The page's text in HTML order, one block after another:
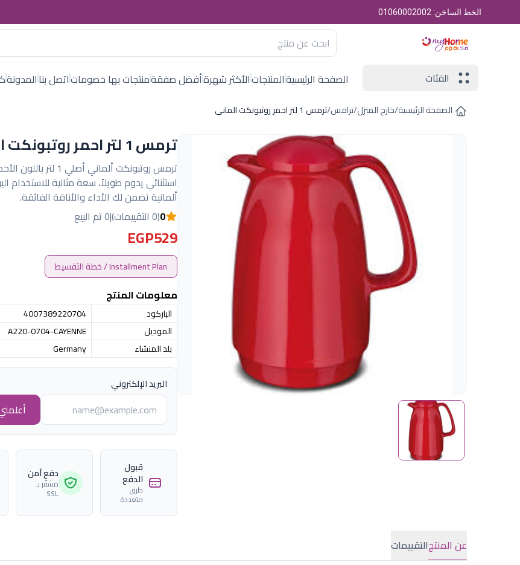
الخط الساخن: 01060002002
الفئات
الصفحة الرئيسيةالمنتجاتالأكثر شهرةأفضل صفقةمنتجات بها خصوماتاتصل بناالمدونة
الصفحة الرئيسية/خارج المنزل/ترامس/ترمس 1 لتر احمر روتبونكت المانى
ترمس 1 لتر احمر روتبونكت المانى
ترمس روتبونكت ألماني أصلي
استثنائي يدوم طويلاً، سعة مثالية للاستخدام
ألمانية تضمن لك الأداء والأناقة الفائقة.
0(0 التقييمات) |0 تم البيع
EGP529
Installment Plan / خطة التقسيط
معلومات المنتج
الباركود
4007389220704
الموديل
A220-0704-CAYENNE
بلد المنشاء
Germany
البريد الإلكتروني
قبول
الدفع
طرق
متعددة
دفع آمن
مشفّر بـ
SSL
عن المنتجالتقييمات